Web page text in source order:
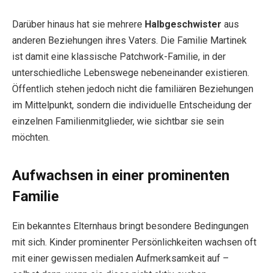
Darüber hinaus hat sie mehrere Halbgeschwister aus
anderen Beziehungen ihres Vaters. Die Familie Martinek
ist damit eine klassische Patchwork-Familie, in der
unterschiedliche Lebenswege nebeneinander existieren.
Öffentlich stehen jedoch nicht die familiären Beziehungen
im Mittelpunkt, sondern die individuelle Entscheidung der
einzelnen Familienmitglieder, wie sichtbar sie sein
möchten.
Aufwachsen in einer prominenten
Familie
Ein bekanntes Elternhaus bringt besondere Bedingungen
mit sich. Kinder prominenter Persönlichkeiten wachsen oft
mit einer gewissen medialen Aufmerksamkeit auf –